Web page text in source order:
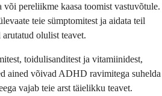
või pereliikme kaasa toomist vastuvõtule.
teie sümptomitest ja aidata teil
olulist teavet.
toidulisanditest ja vitamiinidest,
ained võivad ADHD ravimitega suhelda
vajab teie arst täielikku teavet.